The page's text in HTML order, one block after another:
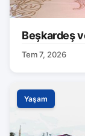
Beşkardeş
Tem 7, 2026
Yaşam